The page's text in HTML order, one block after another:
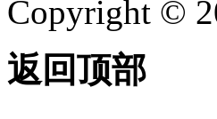
Copyright ©
返回顶部